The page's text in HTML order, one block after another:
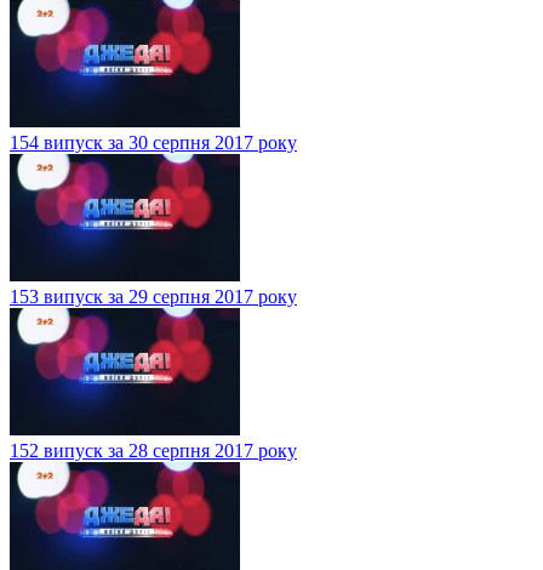
154 випуск за 30 серпня 2017 року
153 випуск за 29 серпня 2017 року
152 випуск за 28 серпня 2017 року